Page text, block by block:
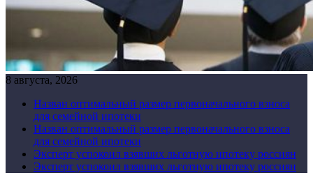
8 августа, 2026
Назван оптимальный размер первоначального взноса
для семейной ипотеки
Назван оптимальный размер первоначального взноса
для семейной ипотеки
Эксперт успокоил взявших льготную ипотеку россиян
Эксперт успокоил взявших льготную ипотеку россиян